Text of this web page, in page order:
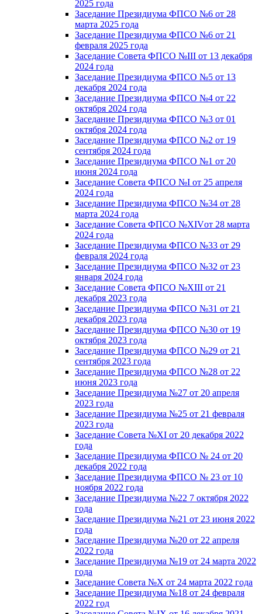
2025 года
Заседание Президиума ФПСО №6 от 28
марта 2025 года
Заседание Президиума ФПСО №6 от 21
февраля 2025 года
Заседание Совета ФПСО №III от 13 декабря
2024 года
Заседание Президиума ФПСО №5 от 13
декабря 2024 года
Заседание Президиума ФПСО №4 от 22
октября 2024 года
Заседание Президиума ФПСО №3 от 01
октября 2024 года
Заседание Президиума ФПСО №2 от 19
сентября 2024 года
Заседание Президиума ФПСО №1 от 20
июня 2024 года
Заседание Совета ФПСО №I от 25 апреля
2024 года
Заседание Президиума ФПСО №34 от 28
марта 2024 года
Заседание Совета ФПСО №XIVот 28 марта
2024 года
Заседание Президиума ФПСО №33 от 29
февраля 2024 года
Заседание Президиума ФПСО №32 от 23
января 2024 года
Заседание Совета ФПСО №XIII от 21
декабря 2023 года
Заседание Президиума ФПСО №31 от 21
декабря 2023 года
Заседание Президиума ФПСО №30 от 19
октября 2023 года
Заседание Президиума ФПСО №29 от 21
сентября 2023 года
Заседание Президиума ФПСО №28 от 22
июня 2023 года
Заседание Президиума №27 от 20 апреля
2023 года
Заседание Президиума №25 от 21 февраля
2023 года
Заседание Совета №XI от 20 декабря 2022
года
Заседание Президиума ФПСО № 24 от 20
декабря 2022 года
Заседание Президиума ФПСО № 23 от 10
ноября 2022 года
Заседание Президиума №22 7 октября 2022
года
Заседание Президиума №21 от 23 июня 2022
года
Заседание Президиума №20 от 22 апреля
2022 года
Заседание Президиума №19 от 24 марта 2022
года
Заседание Совета №X от 24 марта 2022 года
Заседание Президиума №18 от 24 февраля
2022 год